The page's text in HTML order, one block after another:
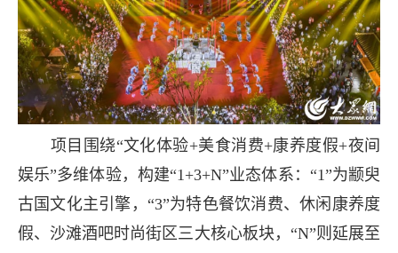
项目围绕“文化体验+美食消费+康养度假+夜间
娱乐”多维体验，构建“1+3+N”业态体系：“1”为颛臾
古国文化主引擎，“3”为特色餐饮消费、休闲康养度
假、沙滩酒吧时尚街区三大核心板块，“N”则延展至